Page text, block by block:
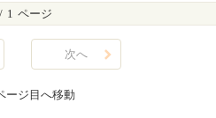
/ 1 ページ
次へ
ージ目へ移動